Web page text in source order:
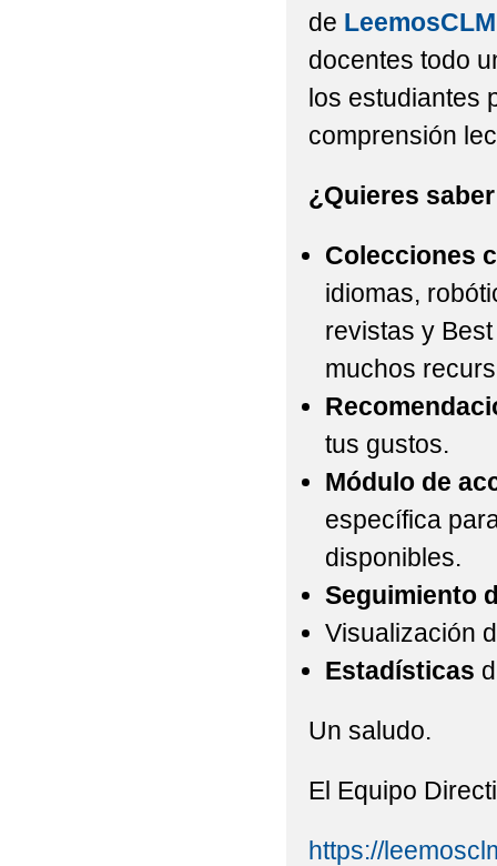
de LeemosCLM
docentes todo
los estudiantes
comprensión
¿Quieres
Colecciones
idiomas,
revistas y
muchos
tus gustos.
Módulo de
específica
disponibles.
Seguimiento
Visualización
Estadísticas
Un saludo.
El Equipo
https://